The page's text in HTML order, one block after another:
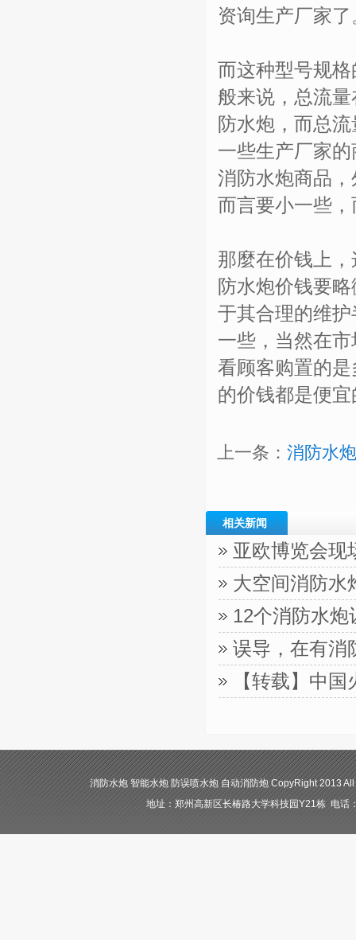
资询生产厂家了
而这种型号规
般来说，总流
防水炮，而总
一些生产厂家
消防水炮商品
而言要小一些
那麼在价钱上
防水炮价钱要
于其合理的维
一些，当然在
看顾客购置的
的价钱都是便宜
上一条： 消防水
相关新闻
亚欧博览会现
大空间消防水
12个消防水
误导，在有消
【转载】中
消防水炮 智能水炮 防误喷水炮 自动消防炮 CopyRight 2013
地址：郑州高新区长椿路大学科技园Y21栋 电